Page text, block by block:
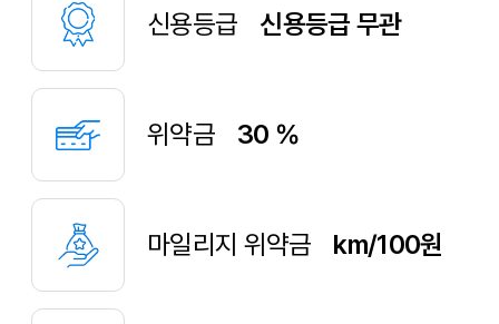
신용등급 신용등급 무관
위약금 30 %
마일리지 위약금 km/100원